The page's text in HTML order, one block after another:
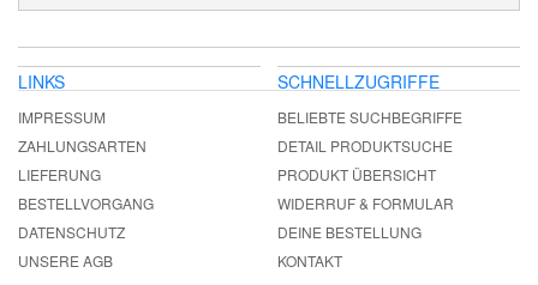
LINKS
IMPRESSUM
ZAHLUNGSARTEN
LIEFERUNG
BESTELLVORGANG
DATENSCHUTZ
UNSERE AGB
SCHNELLZUGRIFFE
BELIEBTE SUCHBEGRIFFE
DETAIL PRODUKTSUCHE
PRODUKT ÜBERSICHT
WIDERRUF & FORMULAR
DEINE BESTELLUNG
KONTAKT